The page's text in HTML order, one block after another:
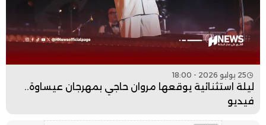
25 يوليو 2026 - 18:00
ليلة استثنائية يوقعها مروان حاجي بمهرجان عيساوة..
فيديو